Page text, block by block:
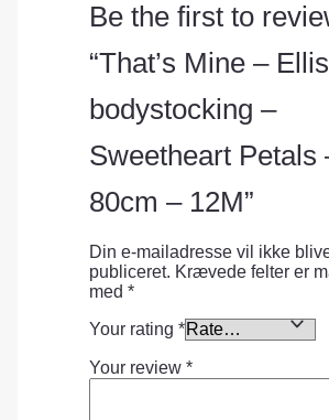
Be the first to
“That’s Mine –
bodystocking –
Sweetheart Petals
80cm – 12M”
Din e-mailadresse vil ikke
publiceret. Krævede felter er
med *
Your rating *
Your review *